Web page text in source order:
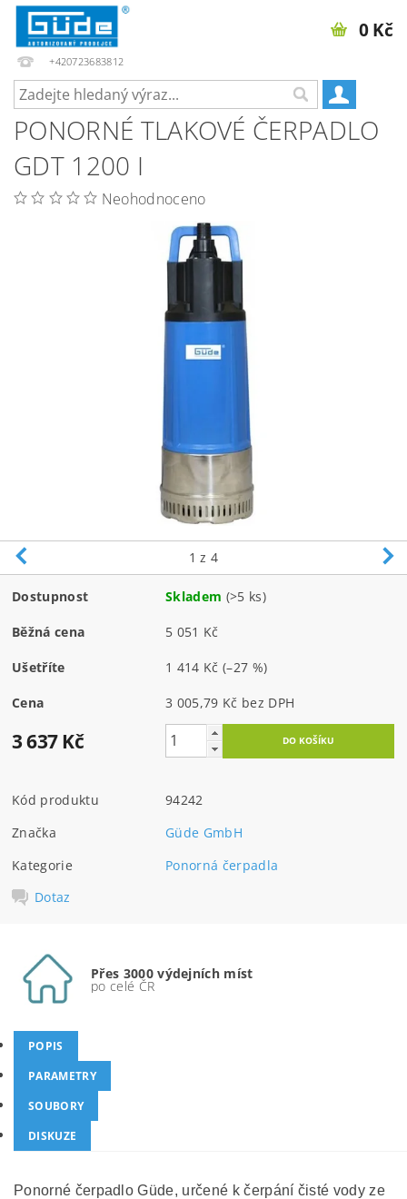
+420723683812
0 Kč
PONORNÉ TLAKOVÉ ČERPADLO
GDT 1200 I
Neohodnoceno
1 z 4
Dostupnost Skladem (>5 ks)
Běžná cena 5 051 Kč
Ušetříte 1 414 Kč (–27 %)
Cena 3 005,79 Kč bez DPH
3 637 Kč
Kód produktu
94242
Značka
Güde GmbH
Kategorie
Ponorná čerpadla
Dotaz
Přes 3000 výdejních míst
po celé ČR
POPIS
PARAMETRY
SOUBORY
DISKUZE
Ponorné čerpadlo Güde, určené k čerpání čisté vody ze